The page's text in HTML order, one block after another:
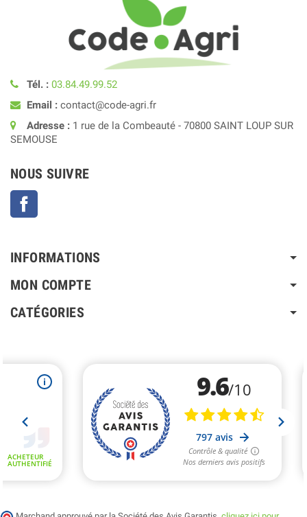
Tél. : 03.84.49.99.52
Email : contact@code-agri.fr
Adresse : 1 rue de la Combeauté - 70800 SAINT LOUP SUR
SEMOUSE
NOUS SUIVRE
INFORMATIONS
MON COMPTE
CATÉGORIES